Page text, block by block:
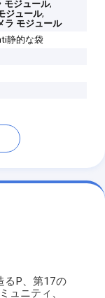
モジュール,
ジュール,
ラ モジュール
静的な袋
るP、第17の
ュニティ、